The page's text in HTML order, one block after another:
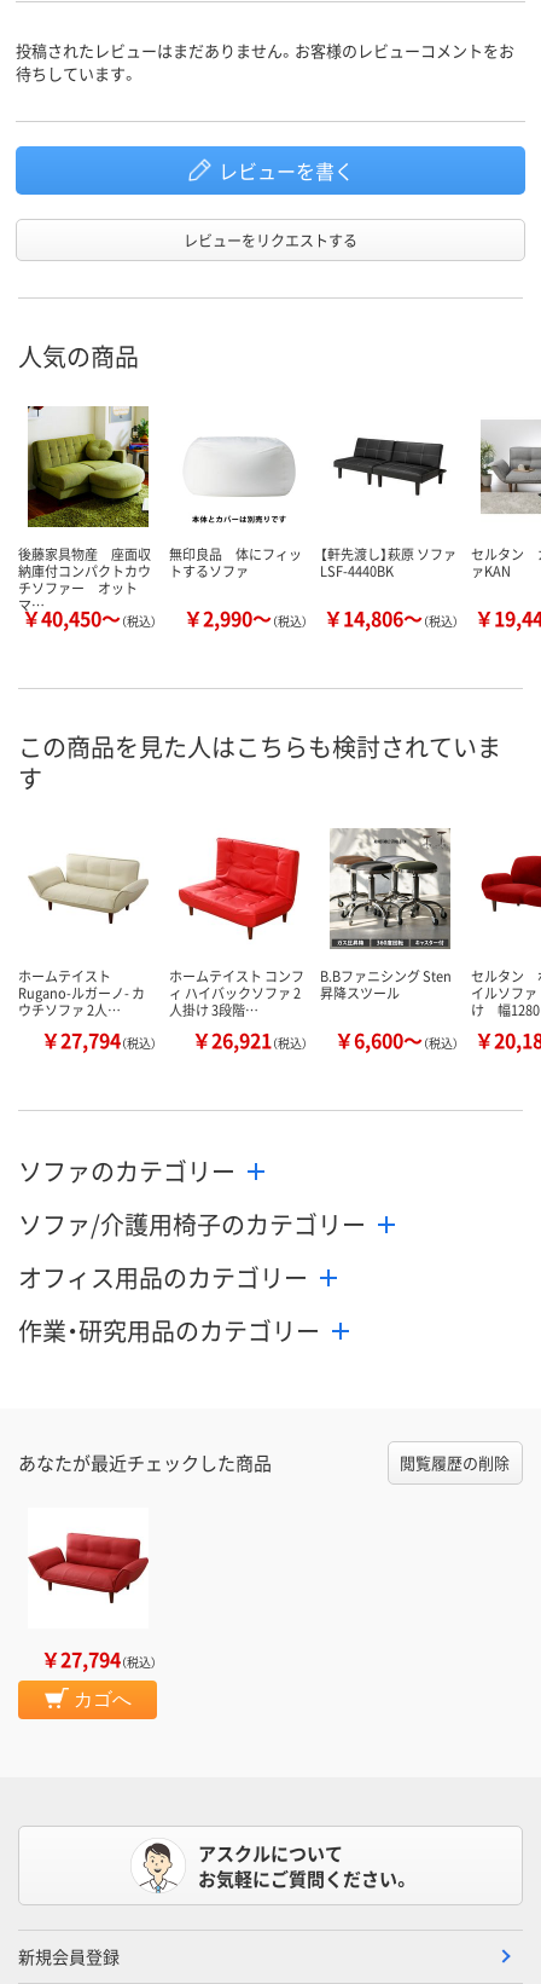
投稿されたレビューはまだありません。お客様のレビューコメントをお
待ちしています。
レビューを書く
レビューをリクエストする
人気の商品
後藤家具物産 座面収
納庫付コンパクトカウ
チソファー オット
マ…
￥40,450～（税込）
無印良品 体にフィッ
トするソファ
￥2,990～（税込）
【軒先渡し】萩原 ソファ
LSF-4440BK
￥14,806～（税込）
セルタン
ァKAN
￥
この商品を見た人はこちらも検討されていま
す
ホームテイスト
Rugano-ルガーノ- カ
ウチソファ 2人…
￥27,794（税込）
ホームテイスト コンフ
ィ ハイバックソファ 2
人掛け 3段階…
￥26,921（税込）
B.Bファニシング Sten
昇降スツール
￥6,600～（税込）
セルタン
イルソフ
け 幅
￥
ソファのカテゴリー
ソファ/介護用椅子のカテゴリー
オフィス用品のカテゴリー
作業・研究用品のカテゴリー
あなたが最近チェックした商品 閲覧履歴の削除
￥27,794（税込）
カゴへ
アスクルについて
お気軽にご質問ください。
新規会員登録